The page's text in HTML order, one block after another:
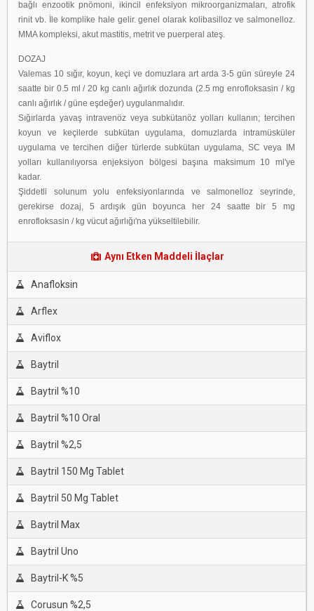
bağlı enzootik pnömoni, ikincil enfeksiyon mikroorganizmaları, atrofik
rinit vb. İle komplike hale gelir. genel olarak kolibasilloz ve salmonelloz.
MMA kompleksi, akut mastitis, metrit ve puerperal ateş.
DOZAJ
Valemas 10 sığır, koyun, keçi ve domuzlara art arda 3-5 gün süreyle 24
saatte bir 0.5 ml / 20 kg canlı ağırlık dozunda (2.5 mg enrofloksasin / kg
canlı ağırlık / güne eşdeğer) uygulanmalıdır.
Sığırlarda yavaş intravenöz veya subkütanöz yolları kullanın; tercihen
koyun ve keçilerde subkütan uygulama, domuzlarda intramüsküler
uygulama ve tercihen diğer türlerde subkütan uygulama, SC veya IM
yolları kullanılıyorsa enjeksiyon bölgesi başına maksimum 10 ml'ye
kadar.
Şiddetli solunum yolu enfeksiyonlarında ve salmonelloz seyrinde,
gerekirse dozaj, 5 ardışık gün boyunca her 24 saatte bir 5 mg
enrofloksasin / kg vücut ağırlığı'na yükseltilebilir.
Aynı Etken Maddeli İlaçlar
Anafloksin
Arflex
Aviflox
Baytril
Baytril %10
Baytril %10 Oral
Baytril %2,5
Baytril 150 Mg Tablet
Baytril 50 Mg Tablet
Baytril Max
Baytril Uno
Baytril-K %5
Corusun %2,5